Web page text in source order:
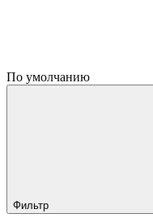
По умолчанию
Фильтр